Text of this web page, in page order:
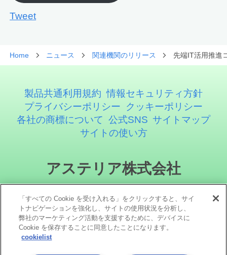
Tweet
Home ニュース 関連機関のリリース 先端IT活用推進
製品共通利用規約 情報セキュリティ方針
プライバシーポリシー
クッキーポリシー
各社の商標について 公式SNS サイトマップ
サイトの使い方
アステリア株式会社
「すべての Cookie を受け入れる」をクリックすると、サイ
トナビゲーションを強化し、サイトの使用状況を分析し、
弊社のマーケティング活動を支援するために、デバイスに
Cookie を保存することに同意したことになります。
cookielist